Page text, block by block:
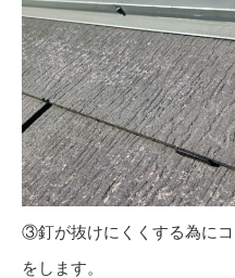
③釘が抜けにくくする為に
をします。